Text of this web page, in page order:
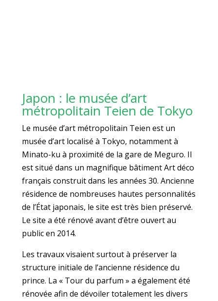
Japon : le musée d’art
métropolitain Teien de Tokyo
Le musée d’art métropolitain Teien est un
musée d’art localisé à Tokyo, notamment à
Minato-ku à proximité de la gare de Meguro. Il
est situé dans un magnifique bâtiment Art déco
français construit dans les années 30. Ancienne
résidence de nombreuses hautes personnalités
de l’État japonais, le site est très bien préservé.
Le site a été rénové avant d’être ouvert au
public en 2014.
Les travaux visaient surtout à préserver la
structure initiale de l’ancienne résidence du
prince. La « Tour du parfum » a également été
rénovée afin de dévoiler totalement les divers